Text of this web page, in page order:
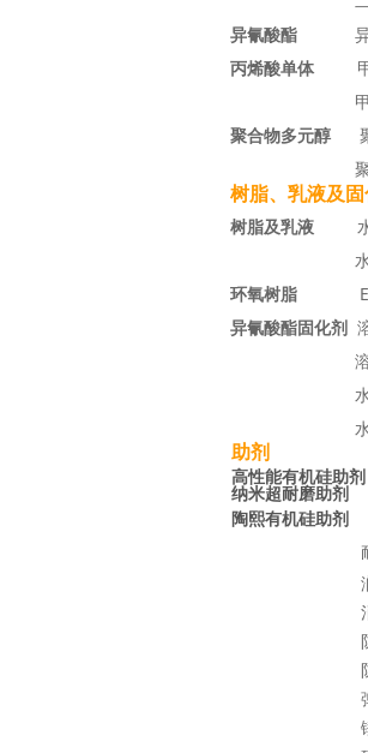
异氰酸酯 异佛
丙烯酸单体
甲基丙烯
聚合物多元醇
树脂、乳液及
树脂及乳液
水
水性丙烯
环氧树脂 E-51
异氰酸酯固化剂
溶剂型封
水性封闭型
水分散
助剂
高性能有机硅助剂
纳米超耐磨助剂
陶熙有机硅助剂
耐磨、
润湿、流平
消泡 Dowsil
防水剂助剂
防浮色
弹性粉及乳
锤纹助